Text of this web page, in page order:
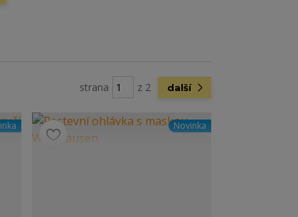
strana z 2 další
Novinka